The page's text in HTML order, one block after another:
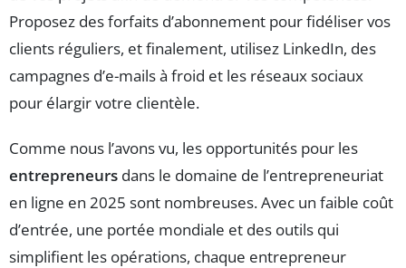
Proposez des forfaits d’abonnement pour fidéliser vos
clients réguliers, et finalement, utilisez LinkedIn, des
campagnes d’e-mails à froid et les réseaux sociaux
pour élargir votre clientèle.
Comme nous l’avons vu, les opportunités pour les
entrepreneurs dans le domaine de l’entrepreneuriat
en ligne en 2025 sont nombreuses. Avec un faible coût
d’entrée, une portée mondiale et des outils qui
simplifient les opérations, chaque entrepreneur